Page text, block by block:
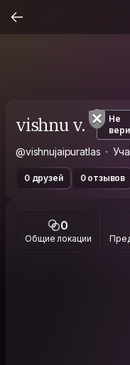
vishnu v.
Не
@vishnujaipuratlas
0 друзей 0 отзывов
0
Общие локации